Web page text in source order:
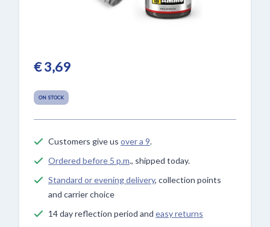
€ 3,69
ON STOCK
Customers give us over a 9.
Ordered before 5 p.m., shipped today.
Standard or evening delivery, collection points
and carrier choice
14 day reflection period and easy returns